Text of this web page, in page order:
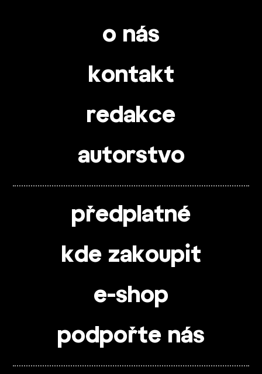
o nás
kontakt
redakce
autorstvo
předplatné
kde zakoupit
e-shop
podpořte nás